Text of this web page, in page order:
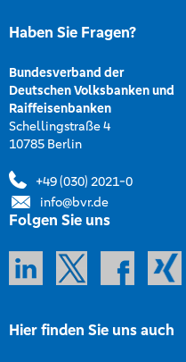
Haben Sie Fragen?
Bundesverband der
Deutschen Volksbanken und
Raiffeisenbanken
Schellingstraße 4
10785 Berlin
+49 (030) 2021-0
info@bvr.de
Folgen Sie uns
Hier finden Sie uns auch